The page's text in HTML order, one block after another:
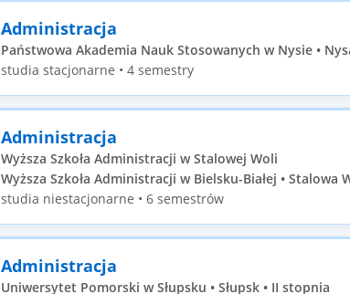
Administracja
Państwowa Akademia Nauk Stosowanych w Nysie •
studia stacjonarne • 4 semestry
Administracja
Wyższa Szkoła Administracji w Stalowej Woli
Wyższa Szkoła Administracji w Bielsku-Białej • Stalowa
studia niestacjonarne • 6 semestrów
Administracja
Uniwersytet Pomorski w Słupsku • Słupsk • II stopnia